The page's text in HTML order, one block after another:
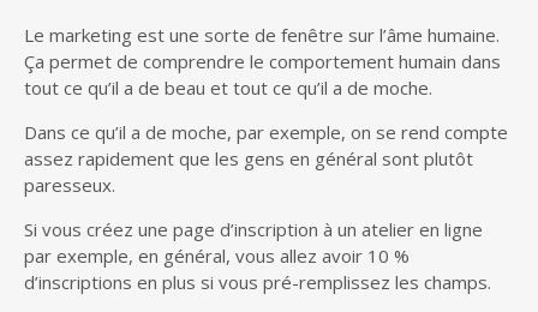
Le marketing est une sorte de fenêtre sur l’âme humaine.
Ça permet de comprendre le comportement humain dans
tout ce qu’il a de beau et tout ce qu’il a de moche.
Dans ce qu’il a de moche, par exemple, on se rend compte
assez rapidement que les gens en général sont plutôt
paresseux.
Si vous créez une page d’inscription à un atelier en ligne
par exemple, en général, vous allez avoir 10 %
d’inscriptions en plus si vous pré-remplissez les champs.